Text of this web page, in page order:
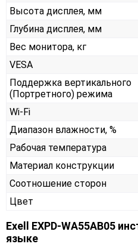
Высота дисплея, мм
Глубина дисплея, мм
Вес монитора, кг
VESA
Поддержка вертикального
(Портретного) режима
Wi-Fi
Диапазон влажности, %
Рабочая температура
Материал конструкции
Соотношение сторон
Цвет
Exell EXPD-WA55AB05
языке